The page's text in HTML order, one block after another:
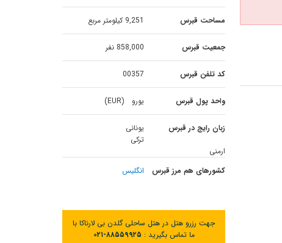
مساحت قبرس 9,251 کیلومتر مربع
جمعیت قبرس 858,000 نفر
کد تلفن قبرس 00357
واحد پول قبرس یورو (EUR)
زبان رایج در قبرس
یونانی
ترکی
ارمنی
کشورهای هم مرز قبرس
انگلیس
جهت رزرو هتل در هتل ساحلی گلدن بی لارناکا با
ما تماس بگیرید : ۰۲۱-۸۸۵۵۹۹۲۵